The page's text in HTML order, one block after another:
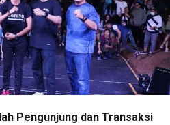
Pengunjung dan Transaksi